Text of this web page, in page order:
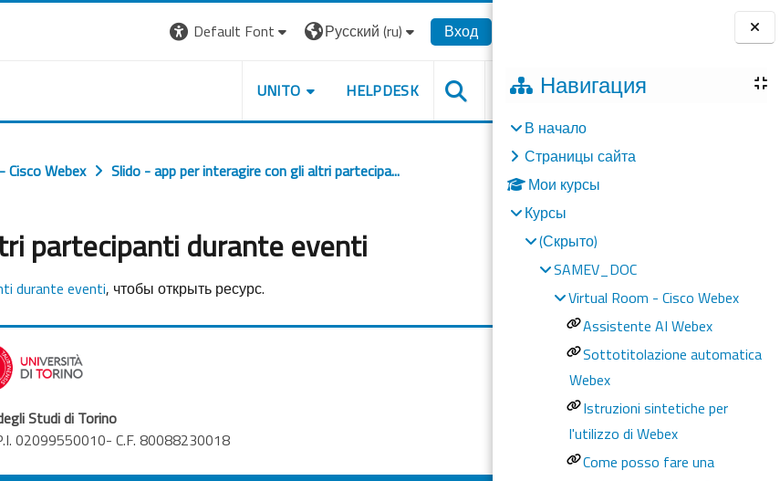
Блоки
Навигация
В начало
Страницы сайта
Мои курсы
Курсы
(Скрыто)
SAMEV_DOC
Virtual Room - Cisco Webex
Assistente AI Webex
Sottotitolazione automatica
Webex
Istruzioni sintetiche per
l'utilizzo di Webex
Come posso fare una
Default Font Русский ‎(ru)‎ Вход
UNITO HELPDESK
Cisco Webex Slido - app per interagire con gli altri partecipa...
partecipanti durante eventi
durante eventi, чтобы открыть ресурс.
Studi di Torino
02099550010- C.F. 80088230018